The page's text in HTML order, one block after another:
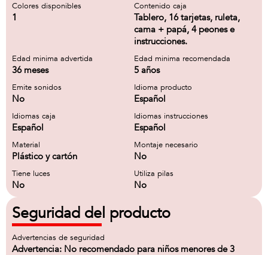
Colores disponibles
1
Contenido caja
Tablero, 16 tarjetas, ruleta,
cama + papá, 4 peones e
instrucciones.
Edad minima advertida
36 meses
Edad minima recomendada
5 años
Emite sonidos
No
Idioma producto
Español
Idiomas caja
Español
Idiomas instrucciones
Español
Material
Plástico y cartón
Montaje necesario
No
Tiene luces
No
Utiliza pilas
No
Seguridad del producto
Advertencias de seguridad
Advertencia: No recomendado para niños menores de 3